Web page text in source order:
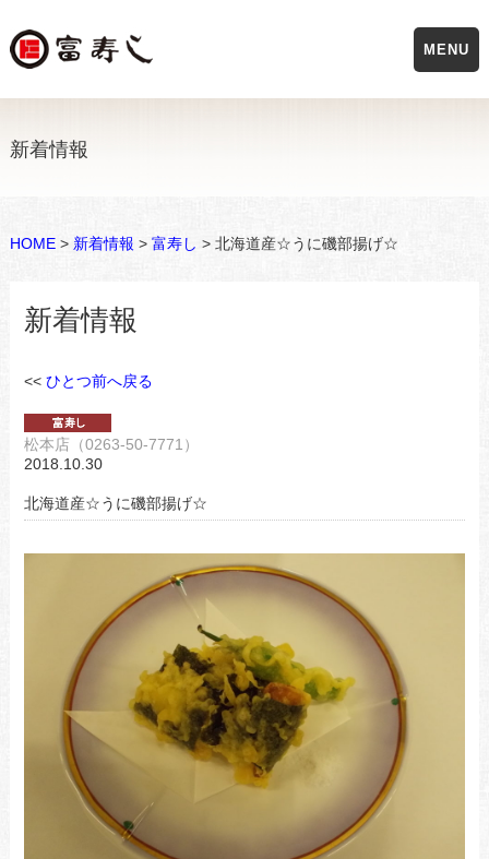
新着情報
HOME> 新着情報 > 富寿し > 北海道産☆うに磯部揚げ☆
新着情報
<< ひとつ前へ戻る
松本店（0263-50-7771）
2018.10.30
北海道産☆うに磯部揚げ☆
MENU